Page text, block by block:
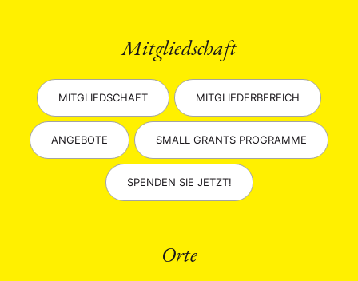
Mitgliedschaft
MITGLIEDSCHAFT MITGLIEDERBEREICH
ANGEBOTE SMALL GRANTS PROGRAMME
SPENDEN SIE JETZT!
Orte